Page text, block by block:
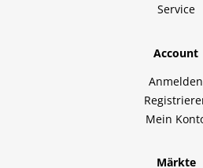
Service
Account
Anmelden
Mein
Märkte